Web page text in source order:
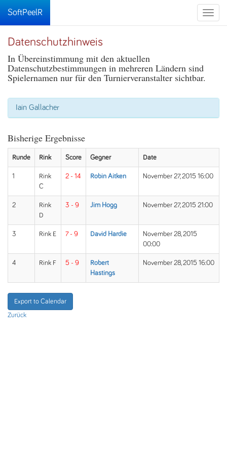
Toggle
SoftPeelR
Datenschutzhinweis
In Übereinstimmung mit den aktuellen
Datenschutzbestimmungen in mehreren Ländern sind
Spielernamen nur für den Turnierveranstalter sichtbar.
Iain Gallacher
Bisherige Ergebnisse
Runde Rink Score Gegner Date
1
Rink
C
2 - 14 Robin Aitken November 27, 2015 16:00
2
Rink
D
3 - 9 Jim Hogg November 27, 2015 21:00
3 Rink E 7 - 9 David Hardie
November 28, 2015
00:00
4 Rink F 5 - 9
Robert
Hastings
November 28, 2015 16:00
Export to Calendar
Zurück